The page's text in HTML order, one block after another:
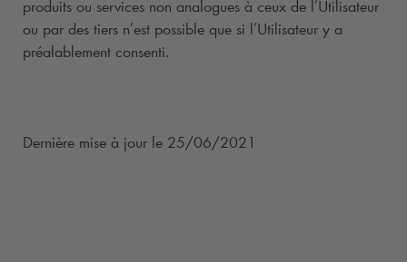
produits ou services non analogues à ceux de l’Utilisateur
ou par des tiers n’est possible que si l’Utilisateur y a
préalablement consenti.
Dernière mise à jour le 25/06/2021